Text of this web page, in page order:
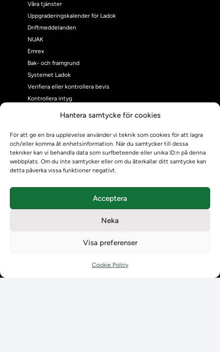
Hantera samtycke för cookies
För att ge en bra upplevelse använder vi teknik som cookies för att lagra
och/eller komma åt enhetsinformation. När du samtycker till dessa
tekniker kan vi behandla data som surfbeteende eller unika ID:n på denna
webbplats. Om du inte samtycker eller om du återkallar ditt samtycke kan
detta påverka vissa funktioner negativt.
Acceptera
Neka
Visa preferenser
Cookie Policy
Våra tjänster
Uppgraderingskalender för Ladok
Driftmeddelanden
NUAK
Emrex
Bak- och framgrund
Systemet Ladok
Verifiera eller kontrollera bevis
Kontrollera intyg
Om Ladokkonsortiet
Ladokkonsortiet internationellt
Vision, strategi och produktplan
Teamens sammansättning och arbetet på Ladokkonsortiet
Kontaktuppgifter till lärosätenas Ladoksupport
Kontaktuppgifter till Ladokkonsortiet